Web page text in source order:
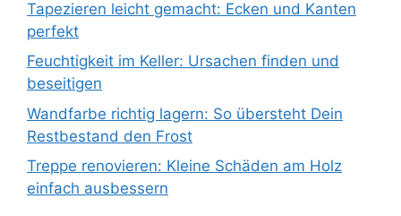
Tapezieren leicht gemacht: Ecken und Kanten
perfekt
Feuchtigkeit im Keller: Ursachen finden und
beseitigen
Wandfarbe richtig lagern: So übersteht Dein
Restbestand den Frost
Treppe renovieren: Kleine Schäden am Holz
einfach ausbessern